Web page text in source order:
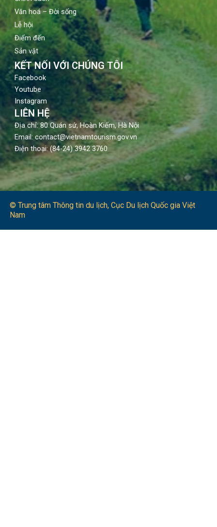
Văn hoá – Đời sống
Lễ hội
Điểm đến
Sản vật
KẾT NỐI VỚI CHÚNG TÔI
Facebook
Youtube
Instagram
LIÊN HỆ
Địa chỉ: 80 Quán sứ, Hoàn Kiếm, Hà Nội
Email: contact@vietnamtourism.gov.vn
Điện thoại: (84-24) 3942 3760
© Trung tâm Thông tin du lịch​, Cục Du lịch Quốc gia Việt
Nam